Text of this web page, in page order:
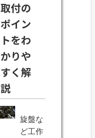
取付の
ポイン
トをわ
かりや
すく解
説
旋盤な
ど工作